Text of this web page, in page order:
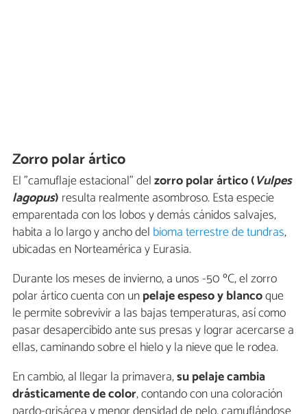
Zorro polar ártico
El "camuflaje estacional" delzorro polar ártico (Vulpes
lagopus) resulta realmente asombroso. Esta especie
emparentada con los lobos y demás cánidos salvajes,
habita a lo largo y ancho del bioma terrestre de tundras,
ubicadas en Norteamérica y Eurasia.
Durante los meses de invierno, a unos -50 ºC, el zorro
polar ártico cuenta con unpelaje espeso y blancoque
le permite sobrevivir a las bajas temperaturas, así como
pasar desapercibido ante sus presas y lograr acercarse a
ellas, caminando sobre el hielo y la nieve que le rodea.
En cambio, al llegar la primavera,su pelaje cambia
drásticamente de color, contando con una coloración